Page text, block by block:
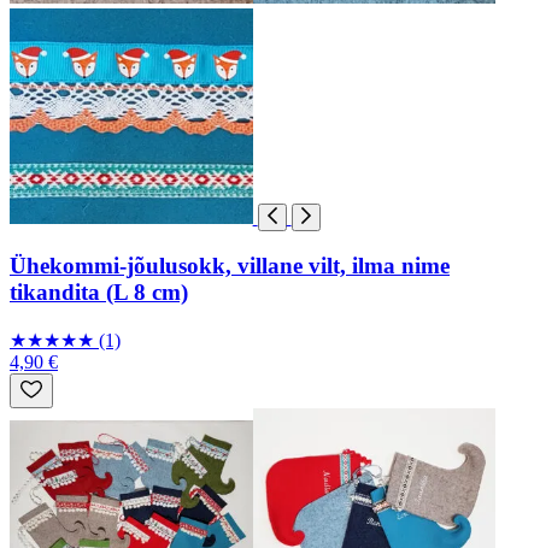
Ühekommi-jõulusokk, villane vilt, ilma nime
tikandita (L 8 cm)
★★★★★ (1)
4,90 €